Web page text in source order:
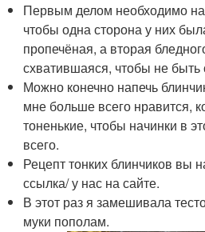
Первым делом необходимо
чтобы одна сторона у них
пропечёная, а вторая
схватившаяся, чтобы не быть
Можно конечно напечь
мне больше всего нравится,
тоненькие, чтобы начинки в
всего.
Рецепт тонких блинчиков вы
ссылка/ у нас на сайте.
В этот раз я замешивала
муки пополам.